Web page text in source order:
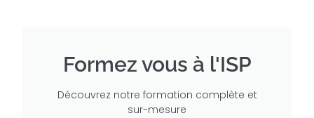
Formez vous à l'ISP
Découvrez notre formation complète et
sur-mesure